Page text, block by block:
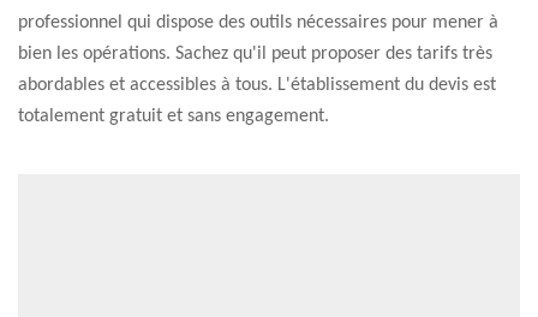
professionnel qui dispose des outils nécessaires pour mener à
bien les opérations. Sachez qu'il peut proposer des tarifs très
abordables et accessibles à tous. L'établissement du devis est
totalement gratuit et sans engagement.